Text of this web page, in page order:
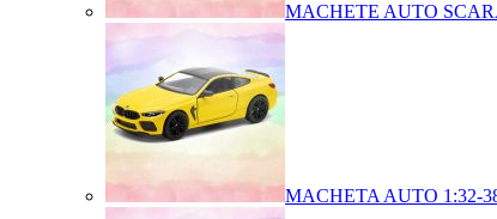
MACHETE AUTO
MACHETA AUTO 1:32-